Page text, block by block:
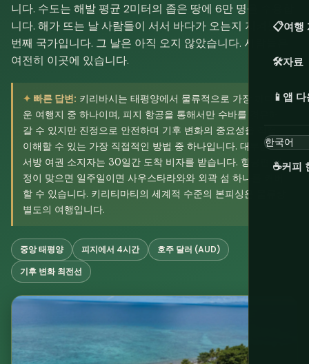
📋여행
🛠️자료
📱 앱
☕커피
니다. 수도는 해발 평균 2미터의 좁은 땅에 6만 명을 수용합
니다. 해가 뜨는 날 사람들이 서서 바다가 오는지 지켜볼 첫
번째 국가입니다. 그 날은 아직 오지 않았습니다. 사람들은
여전히 이곳에 있습니다.
빠른 답변: 키리바시는 태평양에서 물류적으로 가장 까다로
운 여행지 중 하나이며, 피지 항공을 통해서만 수바를 경유해
갈 수 있지만 진정으로 안전하며 기후 변화의 중요성을 직접
이해할 수 있는 가장 직접적인 방법 중 하나입니다. 대부분의
서방 여권 소지자는 30일간 도착 비자를 받습니다. 항공편 일
정이 맞으면 일주일이면 사우스타라와와 외곽 섬 하나를 커버
할 수 있습니다. 키리티마티의 세계적 수준의 본피싱은 물류상
별도의 여행입니다.
중앙 태평양 피지에서 4시간
호주 달러 (AUD)
기후 변화 최전선